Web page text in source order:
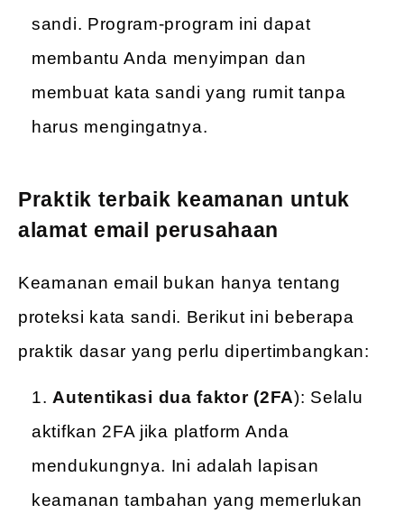
sandi. Program-program ini dapat
membantu Anda menyimpan dan
membuat kata sandi yang rumit tanpa
harus mengingatnya.
Praktik terbaik keamanan untuk
alamat email perusahaan
Keamanan email bukan hanya tentang
proteksi kata sandi. Berikut ini beberapa
praktik dasar yang perlu dipertimbangkan:
Autentikasi dua faktor (2FA): Selalu
aktifkan 2FA jika platform Anda
mendukungnya. Ini adalah lapisan
keamanan tambahan yang memerlukan